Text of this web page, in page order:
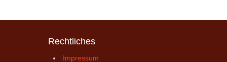
Rechtliches
Impressum